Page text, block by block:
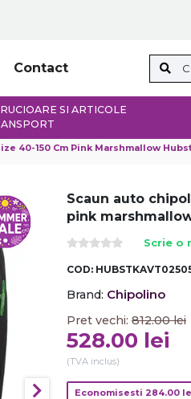
Contact
SI ARTICOLE
150 Cm Pink Marshmallow
Scaun auto
pink
Scrie o
COD:
Brand: Chipolino
Pret vechi: 812.00 lei
528.00 lei
(TVA inclus)
Economisesti 284.00